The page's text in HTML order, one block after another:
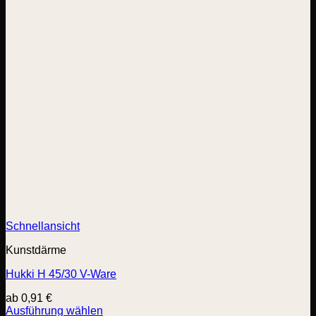
Schnellansicht
Kunstdärme
Hukki H 45/30 V-Ware
ab 0,91 €
Ausführung wählen